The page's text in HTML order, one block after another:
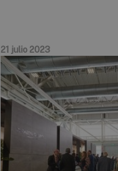
21 julio 2023